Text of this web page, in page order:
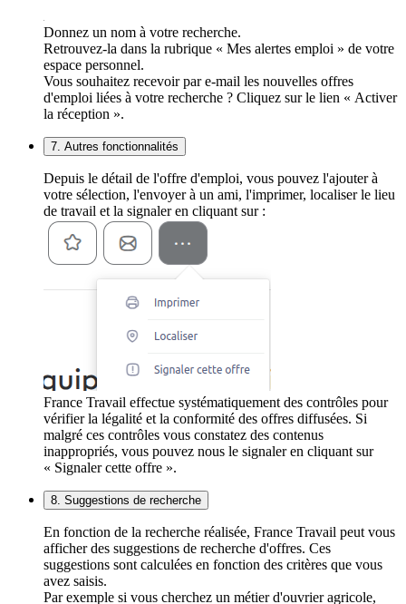
Donnez un nom à votre recherche.
Retrouvez-la dans la rubrique « Mes alertes emploi » de votre
espace personnel.
Vous souhaitez recevoir par e-mail les nouvelles offres
d'emploi liées à votre recherche ? Cliquez sur le lien « Activer
la réception ».
7. Autres fonctionnalités
Depuis le détail de l'offre d'emploi, vous pouvez l'ajouter à
votre sélection, l'envoyer à un ami, l'imprimer, localiser le lieu
de travail et la signaler en cliquant sur :
France Travail effectue systématiquement des contrôles pour
vérifier la légalité et la conformité des offres diffusées. Si
malgré ces contrôles vous constatez des contenus
inappropriés, vous pouvez nous le signaler en cliquant sur
« Signaler cette offre ».
8. Suggestions de recherche
En fonction de la recherche réalisée, France Travail peut vous
afficher des suggestions de recherche d'offres. Ces
suggestions sont calculées en fonction des critères que vous
avez saisis.
Par exemple si vous cherchez un métier d'ouvrier agricole,